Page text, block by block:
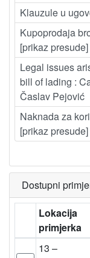
Klauzule u
Kupoprodaja
[prikaz
Legal issues
bill of lading :
Časlav Pejović
Naknada za
[prikaz
Dostupni
Lokacija
primjerka
13 –